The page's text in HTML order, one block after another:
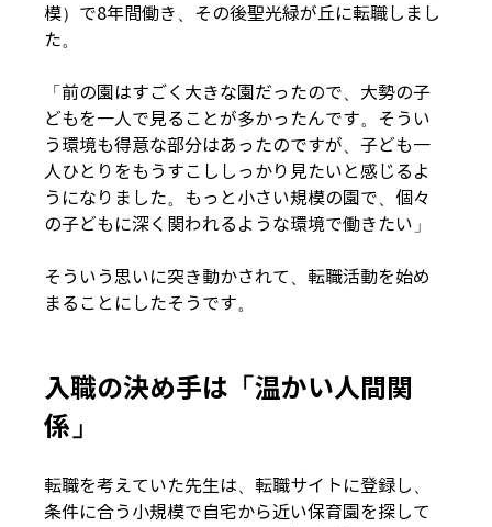
模）で8年間働き、その後聖光緑が丘に転職しまし
た。
「前の園はすごく大きな園だったので、大勢の子
どもを一人で見ることが多かったんです。そうい
う環境も得意な部分はあったのですが、子ども一
人ひとりをもうすこししっかり見たいと感じるよ
うになりました。もっと小さい規模の園で、個々
の子どもに深く関われるような環境で働きたい」
そういう思いに突き動かされて、転職活動を始め
まることにしたそうです。
入職の決め手は「温かい人間関
係」
転職を考えていた先生は、転職サイトに登録し、
条件に合う小規模で自宅から近い保育園を探して